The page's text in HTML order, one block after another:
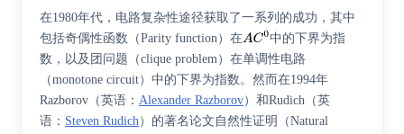
在1980年代，电路复杂性途径获取了一系列的成功，其中
包括奇偶性函数 （Parity function）在
中的下界为指
数，以及 团问题 （clique problem）在单调性电路
（monotone circuit）中的下界为指数。然而在1994年
Razborov （英语 ： Alexander Razborov） 和Rudich （英
语 ： Steven Rudich） 的著名论文 自然性证明
（Natural